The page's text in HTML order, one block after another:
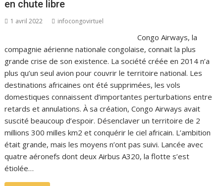
en chute libre
1 avril 2022 infocongovirtuel
Congo Airways, la
compagnie aérienne nationale congolaise, connait la plus
grande crise de son existence. La société créée en 2014 n’a
plus qu’un seul avion pour couvrir le territoire national. Les
destinations africaines ont été supprimées, les vols
domestiques connaissent d’importantes perturbations entre
retards et annulations. À sa création, Congo Airways avait
suscité beaucoup d’espoir. Désenclaver un territoire de 2
millions 300 milles km2 et conquérir le ciel africain. L’ambition
était grande, mais les moyens n’ont pas suivi. Lancée avec
quatre aéronefs dont deux Airbus A320, la flotte s’est
étiolée…